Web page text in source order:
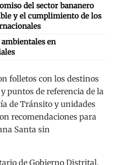
del sector bananero
y el cumplimiento de los
en
folletos con los destinos
puntos de referencia de la
de Tránsito y unidades
recomendaciones para
Santa sin
de Gobierno Distrital,